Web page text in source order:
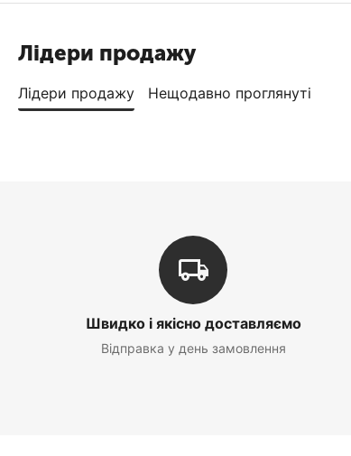
Лідери продажу
Лідери продажу Нещодавно проглянуті
Швидко і якісно доставляємо
Відправка у день замовлення